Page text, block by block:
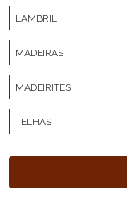
LAMBRIL
MADEIRAS
MADEIRITES
TELHAS